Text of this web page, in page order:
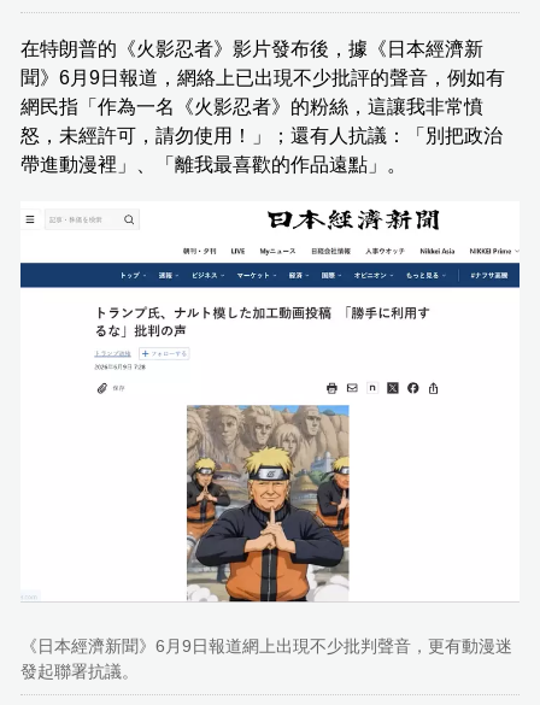
在特朗普的《火影忍者》影片發布後，據《日本經濟新
聞》6月9日報道，網絡上已出現不少批評的聲音，例如有
網民指「作為一名《火影忍者》的粉絲，這讓我非常憤
怒，未經許可，請勿使用！」；還有人抗議：「別把政治
帶進動漫裡」、「離我最喜歡的作品遠點」。
《日本經濟新聞》6月9日報道網上出現不少批判聲音，更有動漫迷
發起聯署抗議。